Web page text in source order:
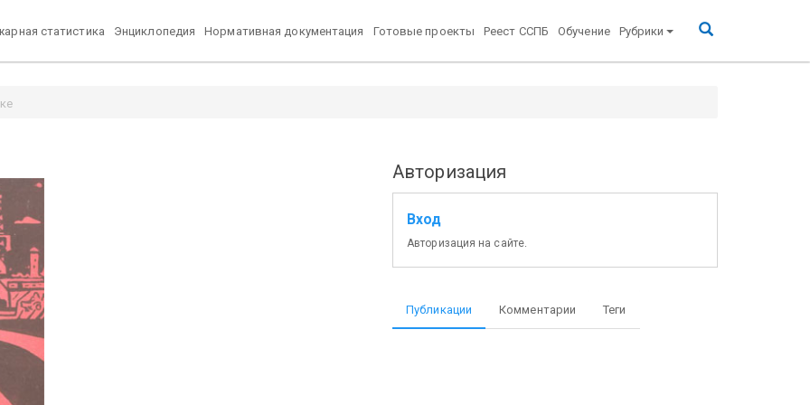
статистика Энциклопедия Нормативная документация Готовые проекты Реест ССПБ Обучение Рубрики
Авторизация
Вход
Авторизация на сайте.
Публикации Комментарии Теги